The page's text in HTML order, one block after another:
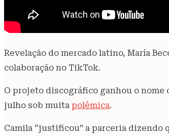
Revelação do mercado latino, María
colaboração no TikTok.
O projeto discográfico ganhou o nome
julho sob muita polêmica.
Camila “justificou” a parceria